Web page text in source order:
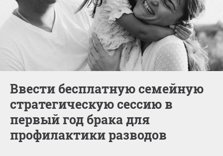
Ввести бесплатную семейную
стратегическую сессию в
первый год брака для
профилактики разводов